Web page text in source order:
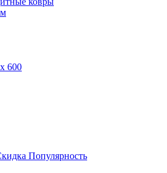
600
Популярность